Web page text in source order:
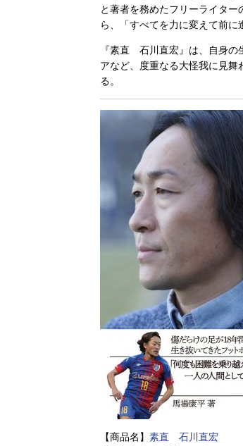
と著者を務めたフリーライタ
ら、「すべてを力に変えて前に
『素直 石川直宏』は、自身の
アなど、度重なる大怪我に見舞
る。
【商品名】 素直 石川直宏